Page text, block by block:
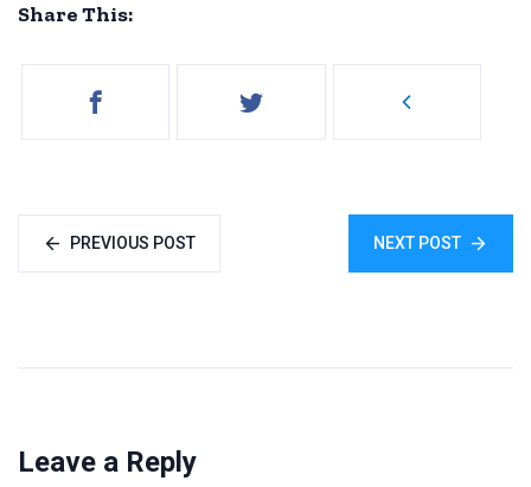
Share This:
PREVIOUS POST NEXT POST
Leave a Reply